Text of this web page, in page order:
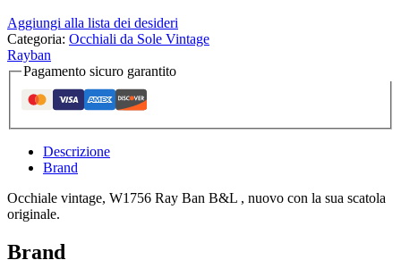
Aggiungi alla lista dei desideri
Categoria: Occhiali da Sole Vintage
Rayban
Pagamento sicuro garantito
Descrizione
Brand
Occhiale vintage, W1756 Ray Ban B&L , nuovo con la sua scatola
originale.
Brand